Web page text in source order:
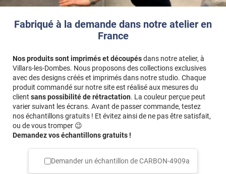
Fabriqué à la demande dans notre atelier en
France
Nos produits sont imprimés et découpésdans notre atelier, à
Villars-les-Dombes. Nous proposons des collections exclusives
avec des designs créés et imprimés dans notre studio. Chaque
produit commandé sur notre site est réalisé aux mesures du
client sans possibilité de rétractation. La couleur perçue peut
varier suivant les écrans. Avant de passer commande, testez
nos échantillons gratuits ! Et évitez ainsi de ne pas être satisfait,
ou de vous tromper 😉
Demandez vos échantillons gratuits !
Demander un échantillon deCARBON-4909a